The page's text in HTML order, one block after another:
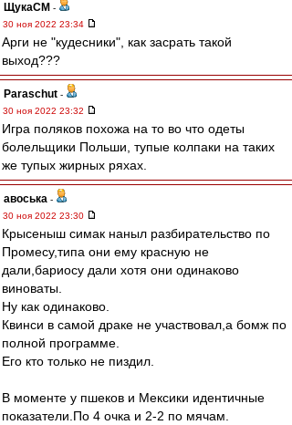
ЩукаСМ -
30 ноя 2022 23:34
Арги не "кудесники", как засрать такой
выход???
Paraschut -
30 ноя 2022 23:32
Игра поляков похожа на то во что одеты
болельщики Польши, тупые колпаки на таких
же тупых жирных ряхах.
авоська -
30 ноя 2022 23:30
Крысеныш симак наныл разбирательство по
Промесу,типа они ему красную не
дали,бариосу дали хотя они одинаково
виноваты.
Ну как одинаково.
Квинси в самой драке не участвовал,а бомж по
полной программе.
Его кто только не пиздил.
В моменте у пшеков и Мексики идентичные
показатели.По 4 очка и 2-2 по мячам.